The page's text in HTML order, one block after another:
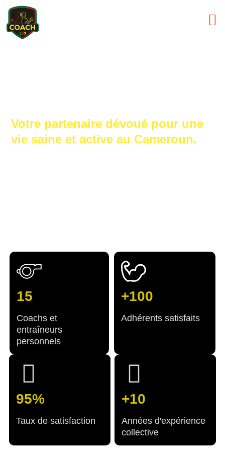
Votre partenaire dévoué pour une
vie saine et active au Cameroun.
15
Coachs et
entraîneurs
personnels
+100
Adhérents satisfaits
95%
Taux de satisfaction
+10
Années d'expérience
collective